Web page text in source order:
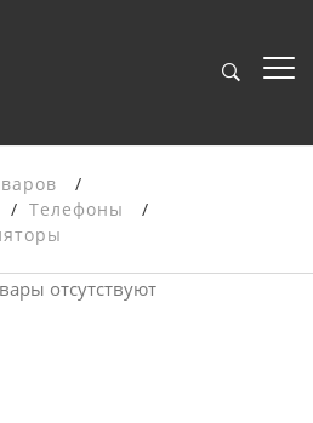
Телефоны
отсутствуют